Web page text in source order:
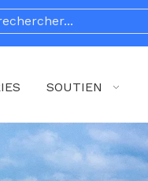
SOUTIEN